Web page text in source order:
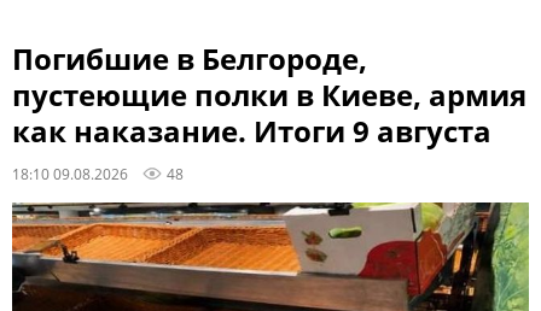
Погибшие в Белгороде,
пустеющие полки в Киеве, армия
как наказание. Итоги 9 августа
18:10 09.08.2026 48